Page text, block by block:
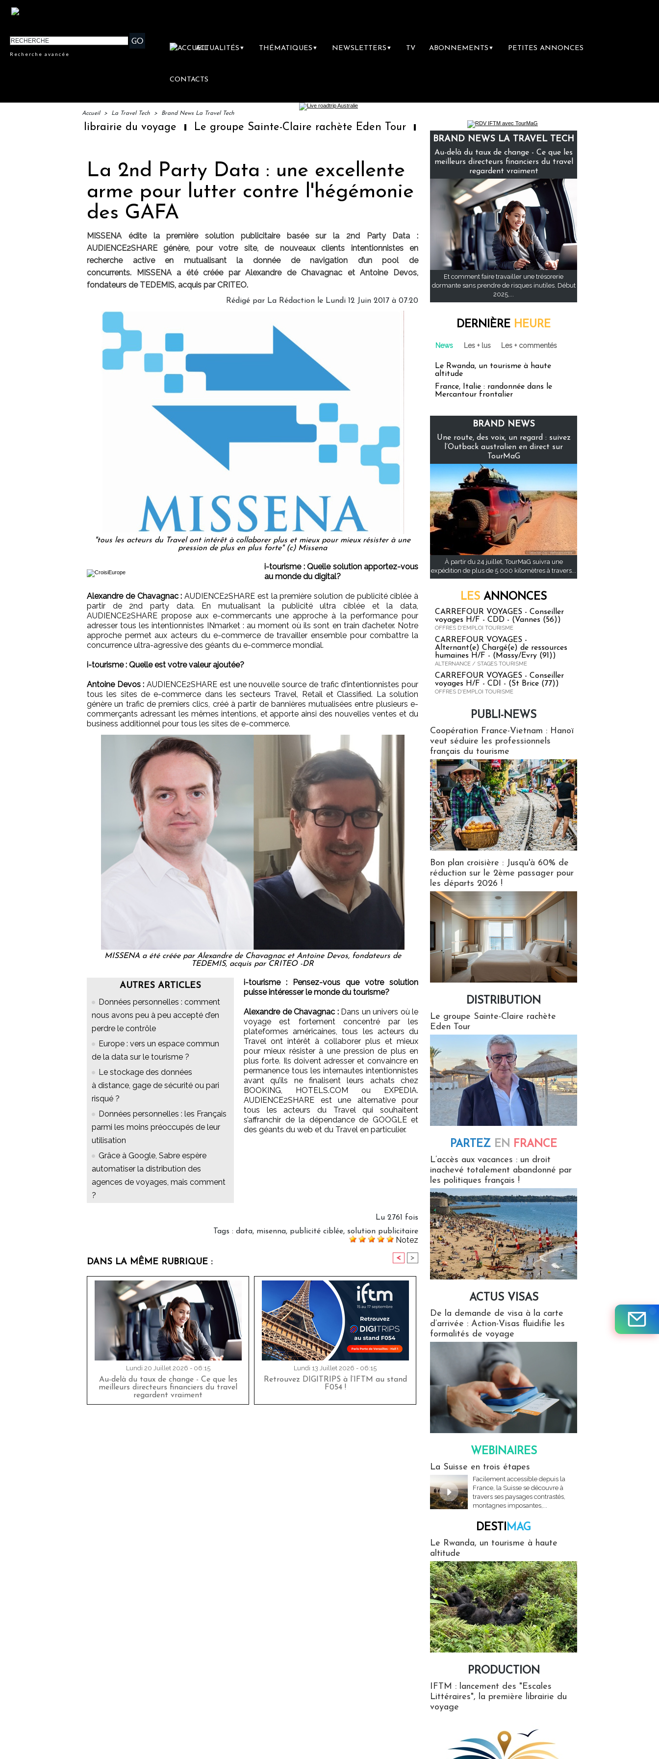
Recherche avancée
ACTUALITÉS ▼ THÉMATIQUES ▼ NEWSLETTERS ▼ TV ABONNEMENTS ▼ PETITES ANNONCES
CONTACTS
Accueil > La Travel Tech > Brand News La Travel Tech
librairie du voyage Le groupe Sainte-Claire rachète Eden Tour L’accès aux vacances : un droit inachevé totalement
La 2nd Party Data : une excellente
arme pour lutter contre l'hégémonie
des GAFA
MISSENA édite la première solution publicitaire basée sur la 2nd Party Data :
AUDIENCE2SHARE génère, pour votre site, de nouveaux clients intentionnistes en
recherche active en mutualisant la donnée de navigation d’un pool de
concurrents. MISSENA a été créée par Alexandre de Chavagnac et Antoine Devos,
fondateurs de TEDEMIS, acquis par CRITEO.
Rédigé par La Rédaction le Lundi 12 Juin 2017 à 07:20
"tous les acteurs du Travel ont intérêt à collaborer plus et mieux pour mieux résister à une
pression de plus en plus forte" (c) Missena
i-tourisme : Quelle solution apportez-vous
au monde du digital?
Alexandre de Chavagnac : AUDIENCE2SHARE est la première solution de publicité ciblée à
partir de 2nd party data. En mutualisant la publicité ultra ciblée et la data,
AUDIENCE2SHARE propose aux e-commercants une approche à la performance pour
adresser tous les intentionnistes INmarket : au moment où ils sont en train d’acheter. Notre
approche permet aux acteurs du e-commerce de travailler ensemble pour combattre la
concurrence ultra-agressive des géants du e-commerce mondial.
i-tourisme : Quelle est votre valeur ajoutée?
Antoine Devos : AUDIENCE2SHARE est une nouvelle source de trafic d’intentionnistes pour
tous les sites de e-commerce dans les secteurs Travel, Retail et Classified. La solution
génère un trafic de premiers clics, créé à partir de bannières mutualisées entre plusieurs e-
commerçants adressant les mêmes intentions, et apporte ainsi des nouvelles ventes et du
business additionnel pour tous les sites de e-commerce.
MISSENA a été créée par Alexandre de Chavagnac et Antoine Devos, fondateurs de
TEDEMIS, acquis par CRITEO -DR
AUTRES ARTICLES
Données personnelles : comment
nous avons peu à peu accepté d’en
perdre le contrôle
Europe : vers un espace commun
de la data sur le tourisme ?
Le stockage des données
à distance, gage de sécurité ou pari
risqué ?
Données personnelles : les Français
parmi les moins préoccupés de leur
utilisation
Grâce à Google, Sabre espère
automatiser la distribution des
agences de voyages, mais comment
?
i-tourisme : Pensez-vous que votre solution
puisse intéresser le monde du tourisme?
Alexandre de Chavagnac :Dans un univers où le
voyage est fortement concentré par les
plateformes américaines, tous les acteurs du
Travel ont intérêt à collaborer plus et mieux
pour mieux résister à une pression de plus en
plus forte. Ils doivent adresser et convaincre en
permanence tous les internautes intentionnistes
avant qu’ils ne finalisent leurs achats chez
BOOKING, HOTELS.COM ou EXPEDIA.
AUDIENCE2SHARE est une alternative pour
tous les acteurs du Travel qui souhaitent
s’affranchir de la dépendance de GOOGLE et
des géants du web et du Travel en particulier.
Lu 2761 fois
Tags : data, misenna, publicité ciblée, solution publicitaire
Notez
DANS LA MÊME RUBRIQUE : < >
Lundi 20 Juillet 2026 - 06:15
Au-delà du taux de change - Ce que les
meilleurs directeurs financiers du travel
regardent vraiment
Lundi 13 Juillet 2026 - 06:15
Retrouvez DIGITRIPS à l’IFTM au stand
F054 !
BRAND NEWS LA TRAVEL TECH
Au-delà du taux de change - Ce que les
meilleurs directeurs financiers du travel
regardent vraiment
Et comment faire travailler une trésorerie
dormante sans prendre de risques inutiles. Début
2025,...
DERNIÈRE HEURE
News Les + lus Les + commentés
Le Rwanda, un tourisme à haute
altitude
France, Italie : randonnée dans le
Mercantour frontalier
BRAND NEWS
Une route, des voix, un regard : suivez
l’Outback australien en direct sur
TourMaG
À partir du 24 juillet, TourMaG suivra une
expédition de plus de 5 000 kilomètres à travers...
LES ANNONCES
CARREFOUR VOYAGES - Conseiller
voyages H/F - CDD - (Vannes (56))
OFFRES D'EMPLOI TOURISME
CARREFOUR VOYAGES -
Alternant(e) Chargé(e) de ressources
humaines H/F - (Massy/Evry (91))
ALTERNANCE / STAGES TOURISME
CARREFOUR VOYAGES - Conseiller
voyages H/F - CDI - (St Brice (77))
OFFRES D'EMPLOI TOURISME
PUBLI-NEWS
Coopération France-Vietnam : Hanoï
veut séduire les professionnels
français du tourisme
Bon plan croisière : Jusqu'à 60% de
réduction sur le 2ème passager pour
les départs 2026 !
DISTRIBUTION
Le groupe Sainte-Claire rachète
Eden Tour
PARTEZ EN FRANCE
L’accès aux vacances : un droit
inachevé totalement abandonné par
les politiques français !
ACTUS VISAS
De la demande de visa à la carte
d’arrivée : Action-Visas fluidifie les
formalités de voyage
WEBINAIRES
La Suisse en trois étapes
Facilement accessible depuis la
France, la Suisse se découvre à
travers ses paysages contrastés,
montagnes imposantes,...
DESTIMAG
Le Rwanda, un tourisme à haute
altitude
PRODUCTION
IFTM : lancement des "Escales
Littéraires", la première librairie du
voyage